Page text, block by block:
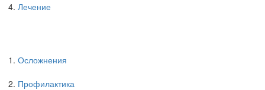
Лечение
Осложнения
Профилактика